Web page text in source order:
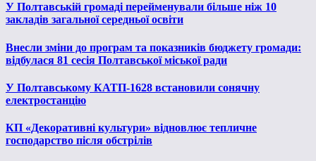
У Полтавській громаді перейменували більше ніж 10
закладів загальної середньої освіти
Внесли зміни до програм та показників бюджету громади:
відбулася 81 сесія Полтавської міської ради
У Полтавському КАТП-1628 встановили сонячну
електростанцію
КП «Декоративні культури» відновлює тепличне
господарство після обстрілів